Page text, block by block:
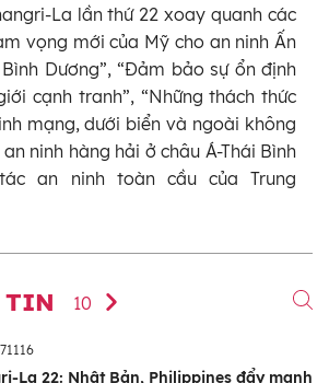
La lần thứ 22 xoay quanh các
vọng mới của Mỹ cho an ninh Ấn
Dương”, “Đảm bảo sự ổn định
cạnh tranh”, “Những thách thức
mạng, dưới biển và ngoài không
ninh hàng hải ở châu Á-Thái Bình
an ninh toàn cầu của Trung
TIN 10
La 22: Nhật Bản, Philippines đẩy mạnh